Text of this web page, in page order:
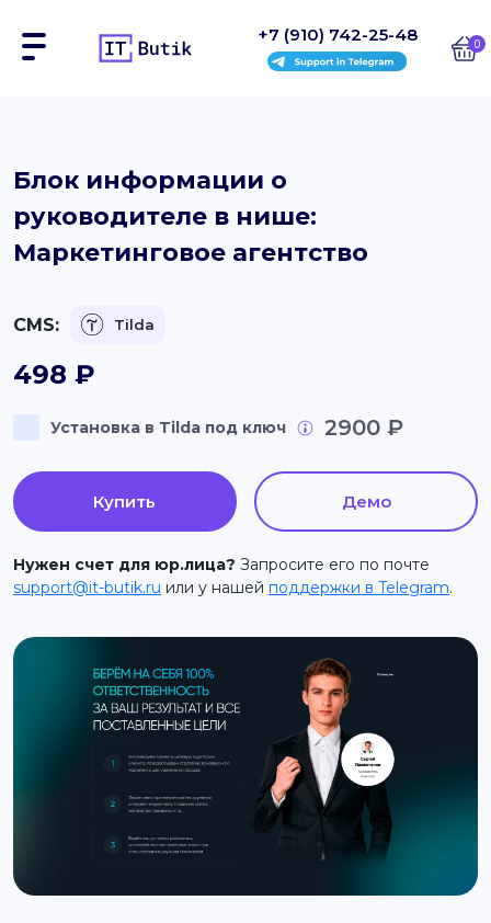
Интернет-магазины
Блоки
На заказ
Инструкции
Блог
Контакты
support@it-butik.ru
+7 (910) 742-25-48 0
Блок информации о
руководителе в нише:
Маркетинговое агентство
CMS: Tilda
498 ₽
Установка в Tilda под ключ 2900 ₽
Купить Демо
Нужен счет для юр.лица? Запросите его по почте
support@it-butik.ru или у нашей поддержки в Telegram.